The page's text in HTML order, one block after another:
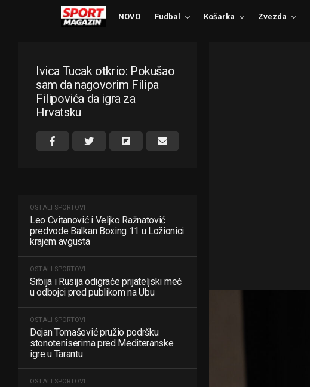
NOVO Fudbal Košarka Zvezda
Ivica Tucak otkrio: Pokušao
sam da nagovorim Filipa
Filipovića da igra za
Hrvatsku
OSTALI SPORTOVI
Leo Cvitanović i Veljko Ražnatović
predvode Balkan Boxing 11 u Ložionici
krajem avgusta
OSTALI SPORTOVI
Srbija i Rusija odigraće prijateljski meč
u odbojci pred publikom na Ubu
OSTALI SPORTOVI
Dejan Tomašević pružio podršku
stonoteniserima pred Mediteranske
igre u Tarantu
OSTALI SPORTOVI